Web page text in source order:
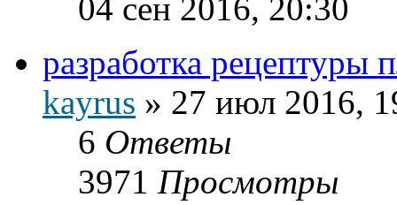
04 сен 2016, 20:30
разработка рецептуры
kayrus » 27 июл 2016,
6 Ответы
3971 Просмотры